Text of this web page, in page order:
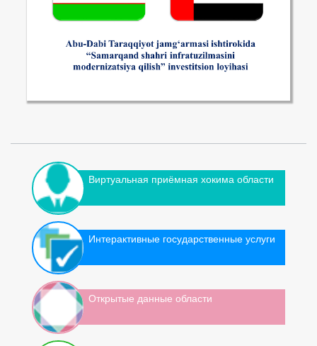
Виртуальная приёмная хокима области
Интерактивные государственные услуги
Открытые данные области